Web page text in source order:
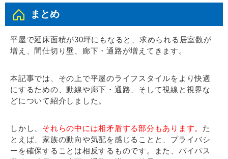
まとめ
平屋で延床面積が30坪にもなると、求められる居室数が
増え、間仕切り壁、廊下・通路が増えてきます。
本記事では、その上で平屋のライフスタイルをより快適
にするための、動線や廊下・通路、そして視線と視界な
どについて紹介しました。
しかし、 それらの中には相矛盾する部分もあります。 た
とえば、家族の動向や気配を感じることと、プライバシ
ーを確保することは相反するものです。また、バイパス